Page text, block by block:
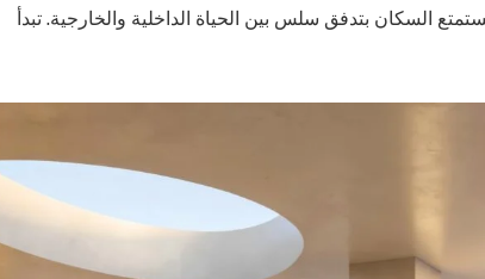
السكان بتدفق سلس بين الحياة الداخلية والخارجية. تبدأ